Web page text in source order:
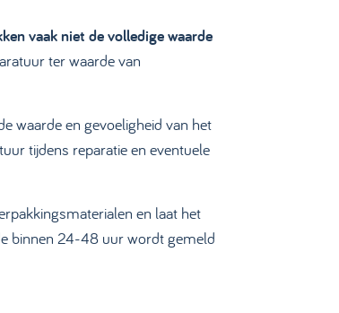
vaak niet de volledige waarde
ter waarde van
waarde en gevoeligheid van het
tijdens reparatie en eventuele
en laat het
binnen 24-48 uur wordt gemeld